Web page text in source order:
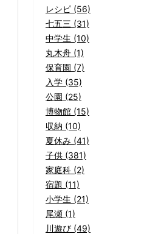
レシピ (56)
七五三 (31)
中学生 (10)
丸木舟 (1)
保育園 (7)
入学 (35)
公園 (25)
博物館 (15)
収納 (10)
夏休み (41)
子供 (381)
家庭科 (2)
宿題 (11)
小学生 (21)
尾瀬 (1)
川遊び (49)